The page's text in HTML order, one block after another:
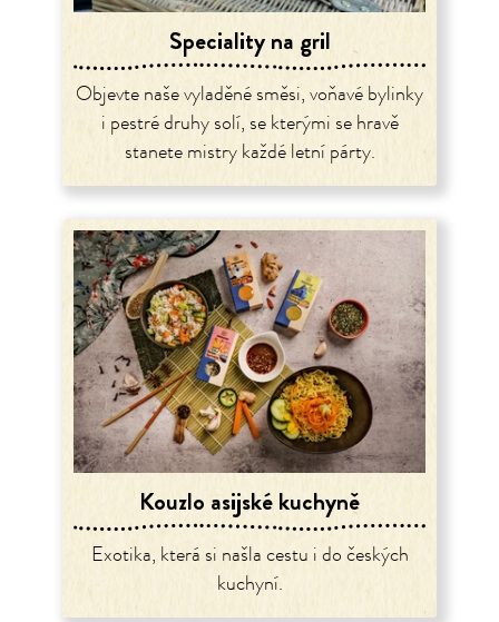
Speciality na gril
Objevte naše vyladěné směsi, voňavé bylinky
i pestré druhy solí, se kterými se hravě
stanete mistry každé letní párty.
Kouzlo asijské kuchyně
Exotika, která si našla cestu i do českých
kuchyní.